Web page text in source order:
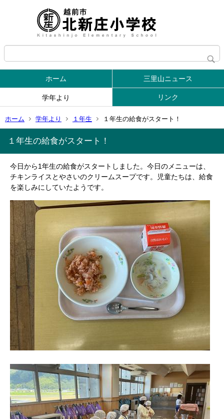
ホーム 三里山ニュース
学年より リンク
ホーム 学年より １年生 １年生の給食がスタート！
１年生の給食がスタート！
今日から1年生の給食がスタートしました。今日のメニューは、
チキンライスとやさいのクリームスープです。児童たちは、給食
を楽しみにしていたようです。